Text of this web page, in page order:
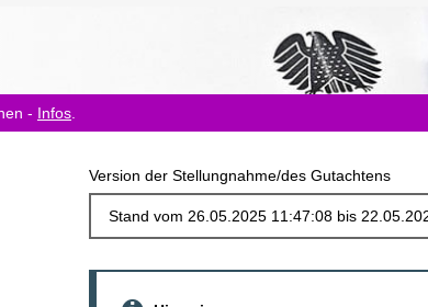
- Infos
Version der Stellungnahme/des Gutachtens